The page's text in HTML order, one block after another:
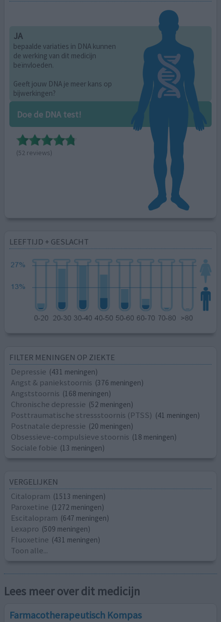
JA
bepaalde variaties in DNA kunnen
de werking van dit medicijn
beïnvloeden.
Geeft jouw DNA je meer kans op
bijwerkingen?
Doe de DNA test!
(52 reviews)
LEEFTIJD + GESLACHT
FILTER MENINGEN OP ZIEKTE
Depressie (431 meningen)
Angst & paniekstoornis (376 meningen)
Angststoornis (168 meningen)
Chronische depressie (52 meningen)
Posttraumatische stressstoornis (PTSS) (41 meningen)
Postnatale depressie (20 meningen)
Obsessieve-compulsieve stoornis (18 meningen)
Sociale fobie (13 meningen)
VERGELIJKEN
Citalopram (1513 meningen)
Paroxetine (1272 meningen)
Escitalopram (647 meningen)
Lexapro (509 meningen)
Fluoxetine (431 meningen)
Toon alle...
Lees meer over dit medicijn
Farmacotherapeutisch Kompas